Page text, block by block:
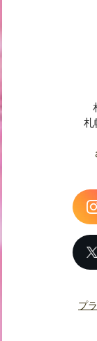
札
プ